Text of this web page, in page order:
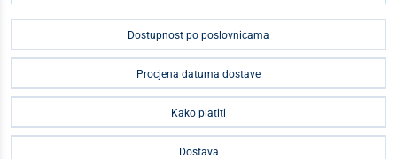
Dostupnost po poslovnicama
Procjena datuma dostave
Kako platiti
Dostava